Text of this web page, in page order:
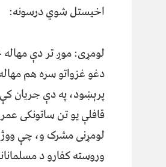
اخیستل شوي درسونه:
لومړی: موږ تر دې
دغو غزواتو سره هم
پرېښود، په دې جریان
قافلې یو تن ساتونکی
لومړنی مشرک و، چې
وروسته کفارو د